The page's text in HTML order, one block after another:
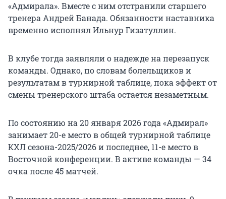
«Адмирала». Вместе с ним отстранили старшего
тренера Андрей Банада. Обязанности наставника
временно исполнял Ильнур Гизатуллин.
В клубе тогда заявляли о надежде на перезапуск
команды. Однако, по словам болельщиков и
результатам в турнирной таблице, пока эффект от
смены тренерского штаба остается незаметным.
По состоянию на 20 января 2026 года «Адмирал»
занимает 20-е место в общей турнирной таблице
КХЛ сезона-2025/2026 и последнее, 11-е место в
Восточной конференции. В активе команды — 34
очка после 45 матчей.